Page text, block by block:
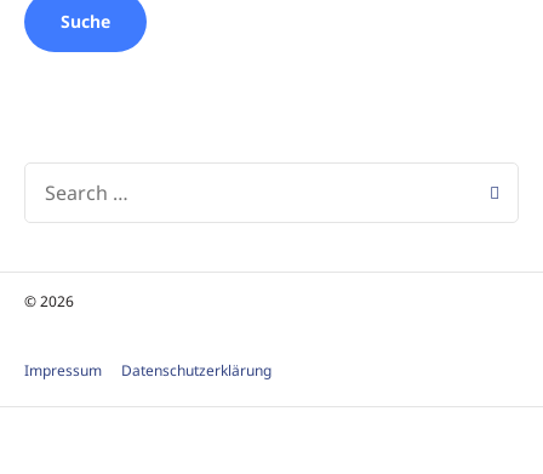
SEARCH
FOR:
© 2026
Impressum Datenschutzerklärung